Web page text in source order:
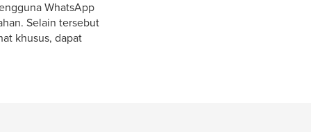
WhatsApp
Selain tersebut
khusus, dapat